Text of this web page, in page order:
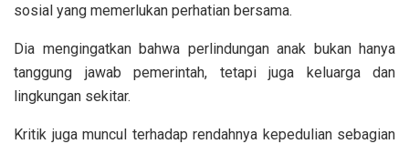
sosial yang memerlukan perhatian bersama.
Dia mengingatkan bahwa perlindungan anak bukan hanya
tanggung jawab pemerintah, tetapi juga keluarga dan
lingkungan sekitar.
Kritik juga muncul terhadap rendahnya kepedulian sebagian